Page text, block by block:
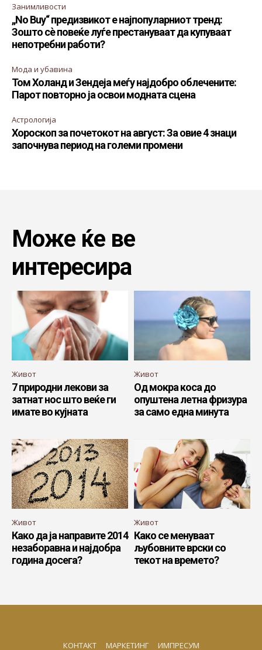
Занимливости
„No Buy“ предизвикот е најпопуларниот тренд:
Зошто сè повеќе луѓе престануваат да купуваат
непотребни работи?
Мода и убавина
Том Холанд и Зендеја меѓу најдобро облечените:
Парот повторно ја освои модната сцена
Астрологија
Хороскоп за почетокот на август: За овие 4 знаци
започнува период на големи промени
Може ќе ве
интересира
Живот
7 природни лекови за
затнат нос што веќе ги
имате во кујната
Живот
Од мокра коса до
опуштена летна фризура
за само една минута
Живот
Како да ја направите 2014
незаборавна и најдобра
година досега?
Живот
Како се менуваат
љубовните врски со
текот на времето?
КОНТАКТ МАРКЕТИНГ ИМПРЕСУМ